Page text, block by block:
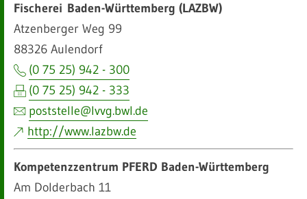
Fischerei Baden-Württemberg (LAZBW)
Atzenberger Weg 99
88326 Aulendorf
(0 75 25) 942 - 300
(0 75 25) 942 - 333
poststelle@lvvg.bwl.de
http://www.lazbw.de
Kompetenzzentrum PFERD Baden-Württemberg
Am Dolderbach 11